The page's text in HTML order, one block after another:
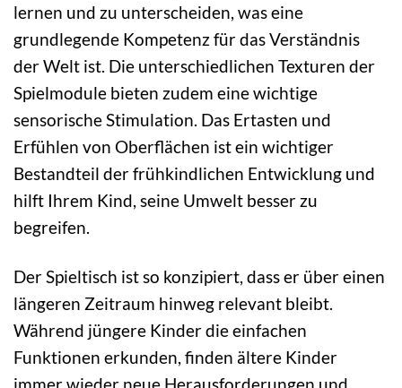
lernen und zu unterscheiden, was eine
grundlegende Kompetenz für das Verständnis
der Welt ist. Die unterschiedlichen Texturen der
Spielmodule bieten zudem eine wichtige
sensorische Stimulation. Das Ertasten und
Erfühlen von Oberflächen ist ein wichtiger
Bestandteil der frühkindlichen Entwicklung und
hilft Ihrem Kind, seine Umwelt besser zu
begreifen.
Der Spieltisch ist so konzipiert, dass er über einen
längeren Zeitraum hinweg relevant bleibt.
Während jüngere Kinder die einfachen
Funktionen erkunden, finden ältere Kinder
immer wieder neue Herausforderungen und